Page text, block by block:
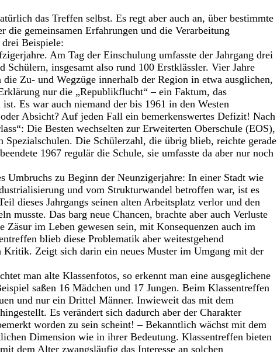
das Treffen selbst. Es regt aber auch an, über bestimmte
die gemeinsamen Erfahrungen und die Verarbeitung
Beispiele:
Am Tag der Einschulung umfasste der Jahrgang drei
insgesamt also rund 100 Erstklässler. Vier Jahre
Zu- und Wegzüge innerhalb der Region in etwa ausglichen,
nur die „Republikflucht“ – ein Faktum, das
Es war auch niemand der bis 1961 in den Westen
Absicht? Auf jeden Fall ein bemerkenswertes Defizit! Nach
Die Besten wechselten zur Erweiterten Oberschule (EOS),
Spezialschulen. Die Schülerzahl, die übrig blieb, reichte gerade
1967 regulär die Schule, sie umfasste da aber nur noch
Umbruchs zu Beginn der Neunzigerjahre: In einer Stadt wie
und vom Strukturwandel betroffen war, ist es
dieses Jahrgangs seinen alten Arbeitsplatz verlor und den
musste. Das barg neue Chancen, brachte aber auch Verluste
Zäsur im Leben gewesen sein, mit Konsequenzen auch im
blieb diese Problematik aber weitestgehend
Kritik. Zeigt sich darin ein neues Muster im Umgang mit der
man alte Klassenfotos, so erkennt man eine ausgeglichene
saßen 16 Mädchen und 17 Jungen. Beim Klassentreffen
und nur ein Drittel Männer. Inwieweit das mit dem
Es verändert sich dadurch aber der Charakter
worden zu sein scheint! – Bekanntlich wächst mit dem
Dimension wie in ihrer Bedeutung. Klassentreffen bieten
dem Alter zwangsläufig das Interesse an solchen